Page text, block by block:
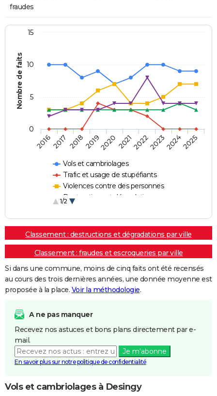
fraudes
Nombre de faits
Vols et cambriolages
Trafic et usage de stupéfiants
Violences contre des personnes
Destructions et dégradations
1/2
20162017 20182019202020212022202320242025
0
5
10
15
Classement : destructions et dégradations par ville
Classement : fraudes et escroqueries par ville
Si dans une commune, moins de cinq faits ont été recensés
au cours des trois dernières années, une donnée moyenne est
proposée à la place. Voir la méthodologie.
A ne pas manquer
Recevez nos astuces et bons plans directement par e-
mail.
Je m'abonne
En savoir plus sur notre politique de confidentialité
Vols et cambriolages à Desingy